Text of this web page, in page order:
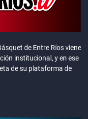
de Entre Ríos viene
institucional, y en ese
de su plataforma de